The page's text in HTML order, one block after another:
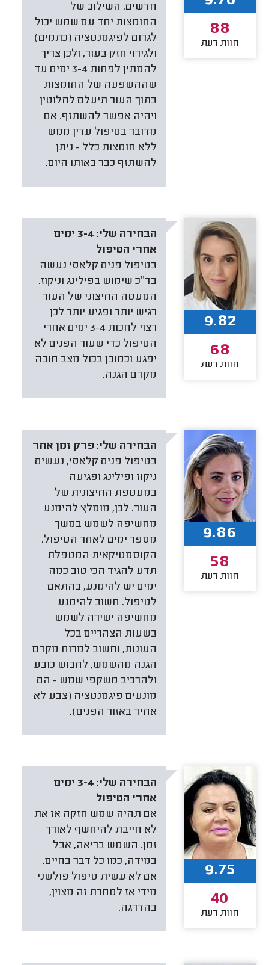
חדשים. השילוב של
החומצות יחד עם שמש יכול
לגרום לפיגמנטציה (כתמים)
ולגירוי חזק בעור, ולכן צריך
להמתין לפחות 3-4 ימים עד
שההשפעה של החומצות
בתוך העור תיעלם לחלוטין
ויהיה אפשר להשתזף. אם
מדובר בטיפול עדין ממש
ללא חומצות כלל - ניתן
להשתזף כבר באותו היום.
88
חוות דעת
הבחירה שלי:
3-4 ימים
אחרי הטיפול
בטיפול פנים קלאסי נעשה
בד״כ שימוש בפילינג וניקוז.
המעטה החיצוני של העור
רגיש יותר ופגיע יותר לכן
רצוי לחכות 3-4 ימים אחרי
הטיפול כדי שעור הפנים לא
יפגע וכמובן בכול מצב חובה
מקדם הגנה.
9.82
68
חוות דעת
הבחירה שלי: פרק זמן אחר
בטיפול פנים קלאסי, נעשים
ניקוז ופילינג ופגיעה
במעטפת החיצונית של
העור. לכן, מומלץ להימנע
מחשיפה לשמש במשך
מספר ימים לאחר הטיפול.
הקוסמטיקאית המטפלת
תדע להגיד הכי טוב כמה
ימים יש להימנע, בהתאם
לטיפול. חשוב להימנע
מחשיפה ישירה לשמש
בשעות הצהריים בכל
העונות, וחשוב למרוח מקדם
הגנה מהשמש, לחבוש כובע
ולהרכיב משקפי שמש - הם
מונעים פיגמנטציה (צבע לא
אחיד באזור הפנים).
9.86
58
חוות דעת
הבחירה שלי:
3-4 ימים
אחרי הטיפול
אם תהיה שמש חזקה אז את
לא חייבת להיחשף לאורך
זמן. השמש בריאה, אבל
במידה, כמו כל דבר בחיים.
אם לא עשית טיפול פולשני
מידי אז למחרת זה מצוין,
בהדרגה.
9.75
40
חוות דעת